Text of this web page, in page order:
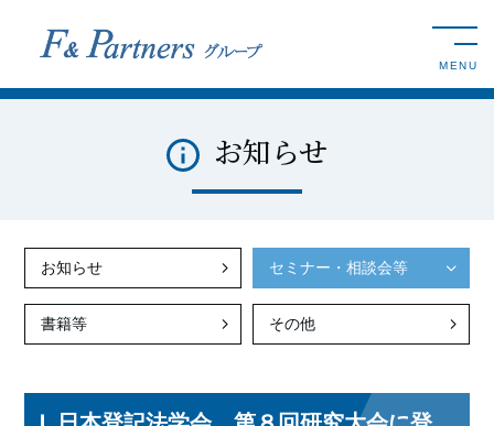
toggle
MENU
お知らせ
お知らせ セミナー・相談会等
書籍等 その他